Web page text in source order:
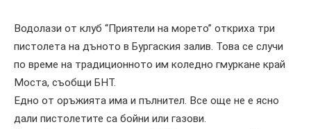
Водолази от клуб “Приятели на морето” откриха три
пистолета на дъното в Бургаския залив. Това се случи
по време на традиционното им коледно гмуркане край
Моста, съобщи БНТ.
Едно от оръжията има и пълнител. Все още не е ясно
дали пистолетите са бойни или газови.